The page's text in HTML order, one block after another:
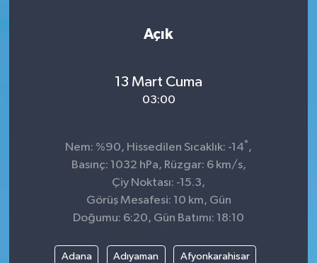
Açık
13 Mart Cuma
03:00
Nem: %90, Hissedilen Sıcaklık: -14°,
Basınç: 1032 hPa, Rüzgar: 6 km/s,
Çiy Noktası: -15.3,
Görüş Mesafesi: 10 km, Gün
Doğumu: 6:20, Gün Batımı: 18:10
Adana Adıyaman Afyonkarahisar